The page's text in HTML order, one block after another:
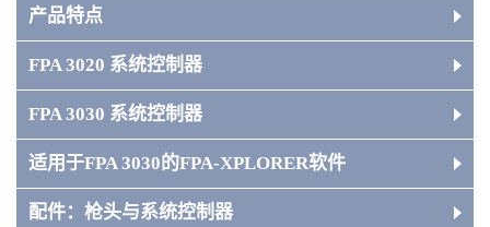
产品特点
FPA 3020 系统控制器
FPA 3030 系统控制器
适用于FPA 3030的FPA-XPLORER软件
配件：枪头与系统控制器